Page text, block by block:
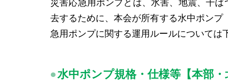
災害応急⽤ポンプとは、⽔害、地震、⼲
去するために、本会が所有する⽔中ポン
急用ポンプに関する運用ルールについては
水中ポンプ規格・仕様等【本部・